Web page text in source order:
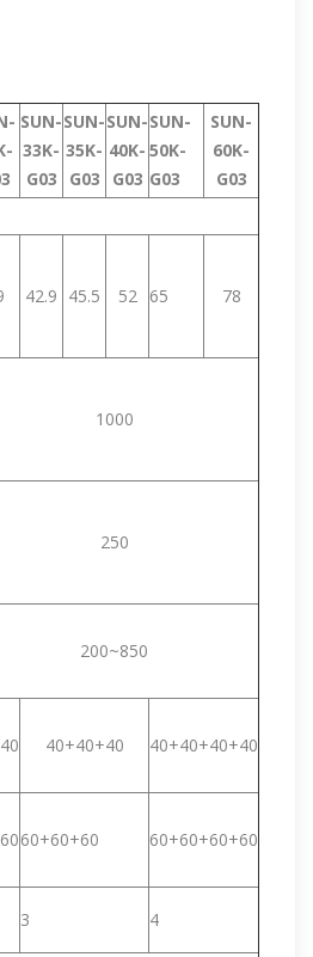
SUN-
33K-
G03
SUN-
35K-
G03
SUN-
40K-
G03
SUN-
50K-
G03
SUN-
60K-
G03
42.9 45.5 52 65 78
1000
250
200~850
40+40+40 40+40+40+40
60+60+60 60+60+60+60
3 4